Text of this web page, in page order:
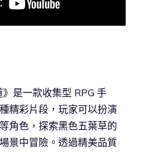
》是一款收集型 RPG 手
精彩片段，玩家可以扮演
角色，探索黑色五葉草的
景中冒險。透過精美品質